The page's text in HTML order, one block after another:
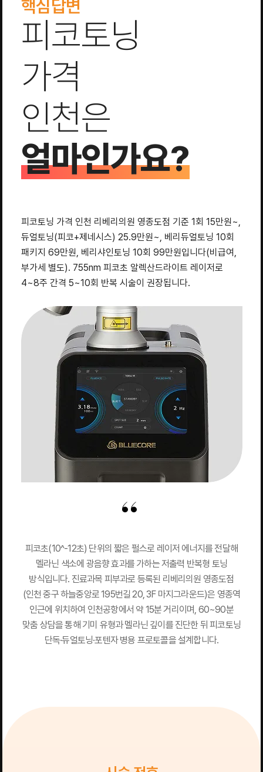
핵심답변
피코토닝
가격
인천은
얼마인가요?
피코토닝 가격 인천 리베리의원 영종도점 기준 1회 15만원~,
듀얼토닝(피코+제네시스) 25.9만원~, 베리듀얼토닝 10회
패키지 69만원, 베리샤인토닝 10회 99만원입니다(비급여,
부가세 별도). 755nm 피코초 알렉산드라이트 레이저로
4~8주 간격 5~10회 반복 시술이 권장됩니다.
피코초(10^-12초) 단위의 짧은 펄스로 레이저 에너지를 전달해
멜라닌 색소에 광음향 효과를 가하는 저출력 반복형 토닝
방식입니다. 진료과목 피부과로 등록된 리베리의원 영종도점
(인천 중구 하늘중앙로 195번길 20, 3F 마지그라운드)은 영종역
인근에 위치하여 인천공항에서 약 15분 거리이며, 60~90분
맞춤 상담을 통해 기미 유형과 멜라닌 깊이를 진단한 뒤 피코토닝
단독·듀얼토닝·포텐자 병용 프로토콜을 설계합니다.